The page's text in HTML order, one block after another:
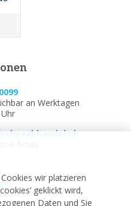
wir platzieren
geklickt wird,
Daten und Sie
an Werktagen